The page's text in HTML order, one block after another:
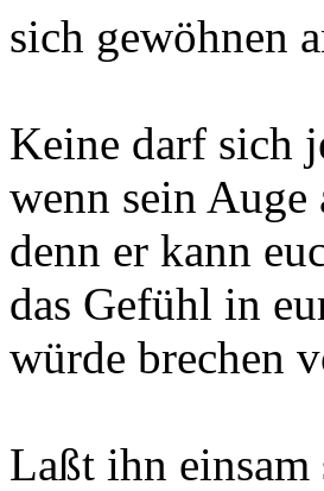
sich gewöhnen
Keine darf sich
wenn sein Auge
denn er kann
das Gefühl in
würde brechen
Laßt ihn einsam